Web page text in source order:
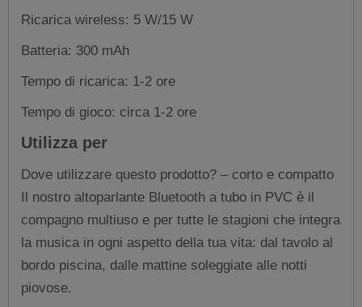
Ricarica wireless: 5 W/15 W
Batteria: 300 mAh
Tempo di ricarica: 1-2 ore
Tempo di gioco: circa 1-2 ore
Utilizza per
Dove utilizzare questo prodotto? – corto e compatto
Il nostro altoparlante Bluetooth a tubo in PVC è il
compagno multiuso e per tutte le stagioni che integra
la musica in ogni aspetto della tua vita: dal tavolo al
bordo piscina, dalle mattine soleggiate alle notti
piovose.